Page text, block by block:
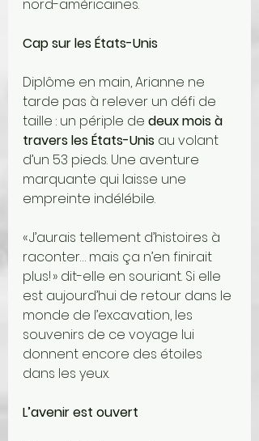
nord-américaines.
Cap sur les États-Unis
Diplôme en main, Arianne ne
tarde pas à relever un défi de
taille : un périple de deux mois à
travers les États-Unis au volant
d’un 53 pieds. Une aventure
marquante qui laisse une
empreinte indélébile.
« J’aurais tellement d’histoires à
raconter… mais ça n’en finirait
plus! » dit-elle en souriant. Si elle
est aujourd’hui de retour dans le
monde de l’excavation, les
souvenirs de ce voyage lui
donnent encore des étoiles
dans les yeux.
L’avenir est ouvert